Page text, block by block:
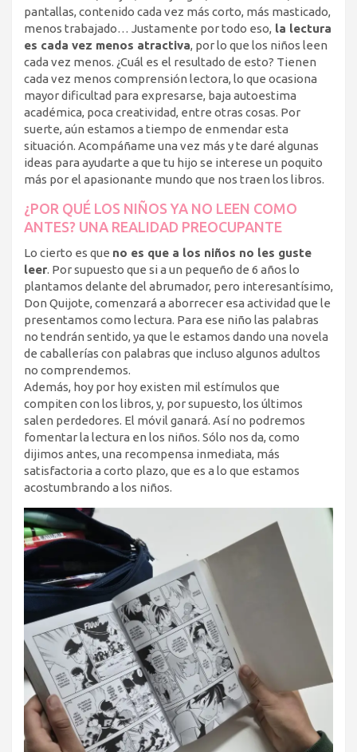
pantallas, contenido cada vez más corto, más masticado,
menos trabajado… Justamente por todo eso, la lectura
es cada vez menos atractiva, por lo que los niños leen
cada vez menos. ¿Cuál es el resultado de esto? Tienen
cada vez menos comprensión lectora, lo que ocasiona
mayor dificultad para expresarse, baja autoestima
académica, poca creatividad, entre otras cosas. Por
suerte, aún estamos a tiempo de enmendar esta
situación. Acompáñame una vez más y te daré algunas
ideas para ayudarte a que tu hijo se interese un poquito
más por el apasionante mundo que nos traen los libros.
¿POR QUÉ LOS NIÑOS YA NO LEEN COMO
ANTES? UNA REALIDAD PREOCUPANTE
Lo cierto es que no es que a los niños no les guste
leer. Por supuesto que si a un pequeño de 6 años lo
plantamos delante del abrumador, pero interesantísimo,
Don Quijote, comenzará a aborrecer esa actividad que le
presentamos como lectura. Para ese niño las palabras
no tendrán sentido, ya que le estamos dando una novela
de caballerías con palabras que incluso algunos adultos
no comprendemos.
Además, hoy por hoy existen mil estímulos que
compiten con los libros, y, por supuesto, los últimos
salen perdedores. El móvil ganará. Así no podremos
fomentar la lectura en los niños. Sólo nos da, como
dijimos antes, una recompensa inmediata, más
satisfactoria a corto plazo, que es a lo que estamos
acostumbrando a los niños.